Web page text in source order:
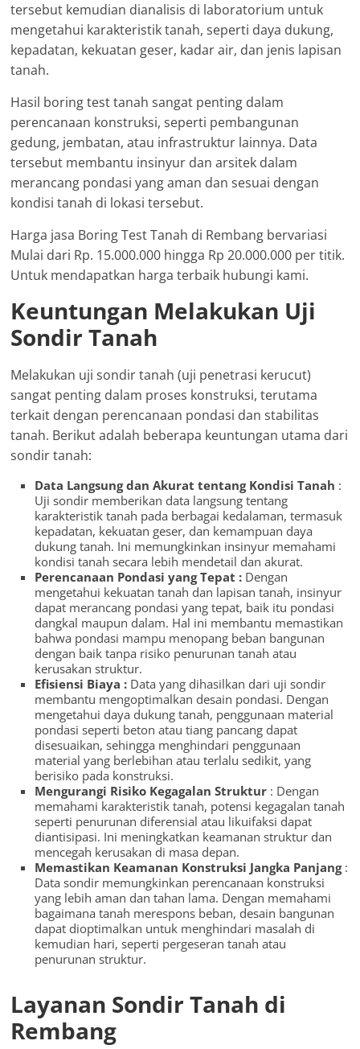
tersebut kemudian dianalisis di laboratorium untuk
mengetahui karakteristik tanah, seperti daya dukung,
kepadatan, kekuatan geser, kadar air, dan jenis lapisan
tanah.
Hasil boring test tanah sangat penting dalam
perencanaan konstruksi, seperti pembangunan
gedung, jembatan, atau infrastruktur lainnya. Data
tersebut membantu insinyur dan arsitek dalam
merancang pondasi yang aman dan sesuai dengan
kondisi tanah di lokasi tersebut.
Harga jasa Boring Test Tanah di Rembang bervariasi
Mulai dari Rp. 15.000.000 hingga Rp 20.000.000 per titik.
Untuk mendapatkan harga terbaik hubungi kami.
Keuntungan Melakukan Uji
Sondir Tanah
Melakukan uji sondir tanah (uji penetrasi kerucut)
sangat penting dalam proses konstruksi, terutama
terkait dengan perencanaan pondasi dan stabilitas
tanah. Berikut adalah beberapa keuntungan utama dari
sondir tanah:
Data Langsung dan Akurat tentang Kondisi Tanah :
Uji sondir memberikan data langsung tentang
karakteristik tanah pada berbagai kedalaman, termasuk
kepadatan, kekuatan geser, dan kemampuan daya
dukung tanah. Ini memungkinkan insinyur memahami
kondisi tanah secara lebih mendetail dan akurat.
Perencanaan Pondasi yang Tepat : Dengan
mengetahui kekuatan tanah dan lapisan tanah, insinyur
dapat merancang pondasi yang tepat, baik itu pondasi
dangkal maupun dalam. Hal ini membantu memastikan
bahwa pondasi mampu menopang beban bangunan
dengan baik tanpa risiko penurunan tanah atau
kerusakan struktur.
Efisiensi Biaya : Data yang dihasilkan dari uji sondir
membantu mengoptimalkan desain pondasi. Dengan
mengetahui daya dukung tanah, penggunaan material
pondasi seperti beton atau tiang pancang dapat
disesuaikan, sehingga menghindari penggunaan
material yang berlebihan atau terlalu sedikit, yang
berisiko pada konstruksi.
Mengurangi Risiko Kegagalan Struktur : Dengan
memahami karakteristik tanah, potensi kegagalan tanah
seperti penurunan diferensial atau likuifaksi dapat
diantisipasi. Ini meningkatkan keamanan struktur dan
mencegah kerusakan di masa depan.
Memastikan Keamanan Konstruksi Jangka Panjang:
Data sondir memungkinkan perencanaan konstruksi
yang lebih aman dan tahan lama. Dengan memahami
bagaimana tanah merespons beban, desain bangunan
dapat dioptimalkan untuk menghindari masalah di
kemudian hari, seperti pergeseran tanah atau
penurunan struktur.
Layanan Sondir Tanah di
Rembang